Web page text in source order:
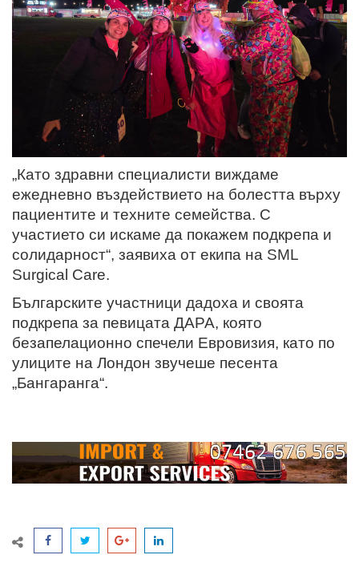
„Като здравни специалисти виждаме
ежедневно въздействието на болестта върху
пациентите и техните семейства. С
участието си искаме да покажем подкрепа и
солидарност“, заявиха от екипа на SML
Surgical Care.
Българските участници дадоха и своята
подкрепа за певицата ДАРА, която
безапелационно спечели Евровизия, като по
улиците на Лондон звучеше песента
„Бангаранга“.